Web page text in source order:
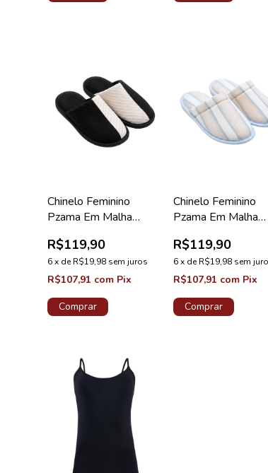
Chinelo Feminino
Pzama Em Malha
E Off White
R$119,90
6 x deR$19,98 sem juros
R$107,91 com Pix
Comprar
Chinelo Feminino
Pzama Em Malha
Cuidado
R$119,90
6 x deR$19,98 sem
R$107,91 com Pix
Comprar